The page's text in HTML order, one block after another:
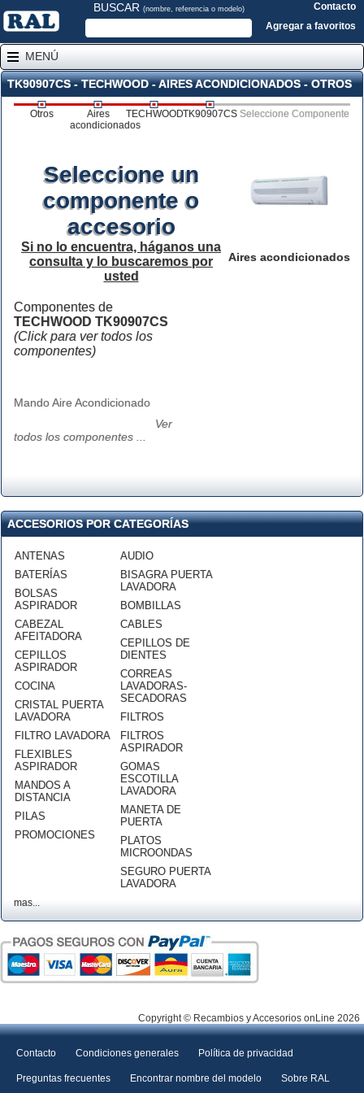
BUSCAR (nombre, referencia o modelo)
Contacto
Agregar a favoritos
MENÚ
TK90907CS - TECHWOOD - AIRES ACONDICIONADOS - OTROS
Otros
Aires
acondicionados
TECHWOODTK90907CS Seleccione Componente
Aires acondicionados
Seleccione un
componente o
accesorio
Si no lo encuentra, háganos una
consulta y lo buscaremos por
usted
Componentes de
TECHWOOD TK90907CS
(Click para ver todos los
componentes)
Mando Aire Acondicionado
Ver
todos los componentes ...
ACCESORIOS POR CATEGORÍAS
ANTENAS
BATERÍAS
BOLSAS
ASPIRADOR
CABEZAL
AFEITADORA
CEPILLOS
ASPIRADOR
COCINA
CRISTAL PUERTA
LAVADORA
FILTRO LAVADORA
FLEXIBLES
ASPIRADOR
MANDOS A
DISTANCIA
PILAS
PROMOCIONES
AUDIO
BISAGRA PUERTA
LAVADORA
BOMBILLAS
CABLES
CEPILLOS DE
DIENTES
CORREAS
LAVADORAS-
SECADORAS
FILTROS
FILTROS
ASPIRADOR
GOMAS
ESCOTILLA
LAVADORA
MANETA DE
PUERTA
PLATOS
MICROONDAS
SEGURO PUERTA
LAVADORA
mas...
Copyright © Recambios y Accesorios onLine 2026
Contacto Condiciones generales Política de privacidad
Preguntas frecuentes Encontrar nombre del modelo Sobre RAL